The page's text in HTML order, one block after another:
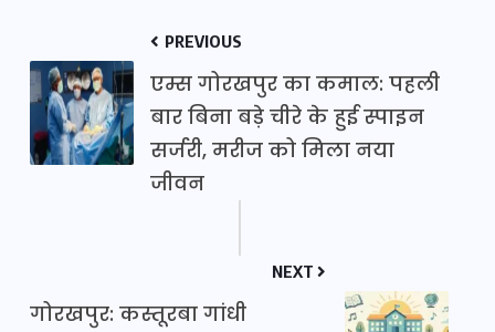
PREVIOUS
एम्स गोरखपुर का कमाल: पहली
बार बिना बड़े चीरे के हुई स्पाइन
सर्जरी, मरीज को मिला नया
जीवन
NEXT
गोरखपुर: कस्तूरबा गांधी